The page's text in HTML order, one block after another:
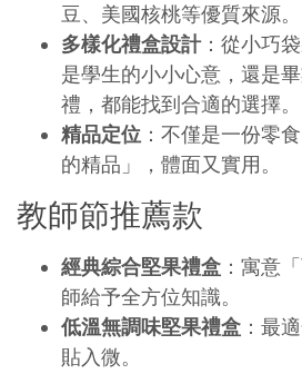
豆、美國核桃等優質來源。
多樣化禮盒設計：從小巧
是學生的小小心意，還是
禮，都能找到合適的選擇。
精品定位 ：不僅是一份零
的精品」，體面又實用。
教師節推薦款
經典綜合堅果禮盒 ：寓意
師給予全方位知識。
低溫無調味堅果禮盒 ：最
貼入微。